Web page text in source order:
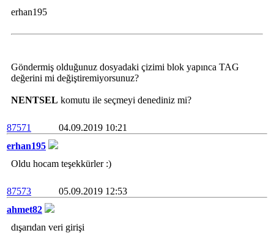
erhan195
Göndermiş olduğunuz dosyadaki çizimi blok yapınca TAG
değerini mi değiştiremiyorsunuz?
NENTSEL komutu ile seçmeyi denediniz mi?
87571
04.09.2019 10:21
erhan195
Oldu hocam teşekkürler :)
87573
05.09.2019 12:53
ahmet82
dışarıdan veri girişi